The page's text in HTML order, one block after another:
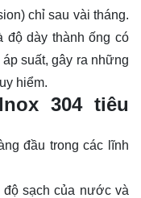
chỉ sau vài tháng.
độ dày thành ống có
suất, gây ra những
hiểm.
304 tiêu
đầu trong các lĩnh
sạch của nước và